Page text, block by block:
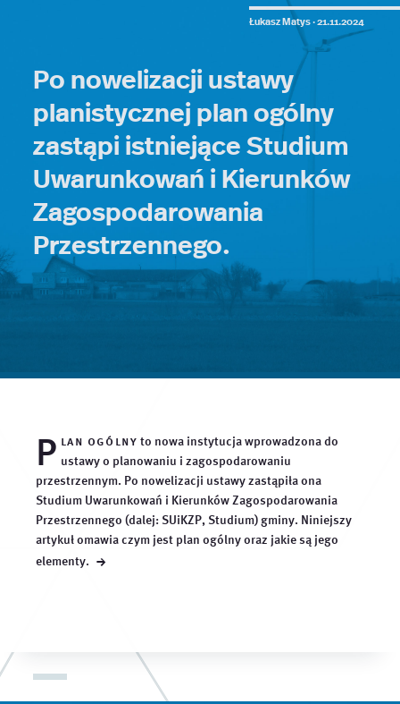
Łukasz Matys ·21.11.2024
Po nowelizacji ustawy
planistycznej plan ogólny
zastąpi istniejące Studium
Uwarunkowań i Kierunków
Zagospodarowania
Przestrzennego.
P lan ogólny to nowa instytucja wprowadzona do
ustawy o planowaniu i zagospodarowaniu
przestrzennym. Po nowelizacji ustawy zastąpiła ona
Studium Uwarunkowań i Kierunków Zagospodarowania
Przestrzennego (dalej: SUiKZP, Studium) gminy. Niniejszy
artykuł omawia czym jest plan ogólny oraz jakie są jego
elementy. →